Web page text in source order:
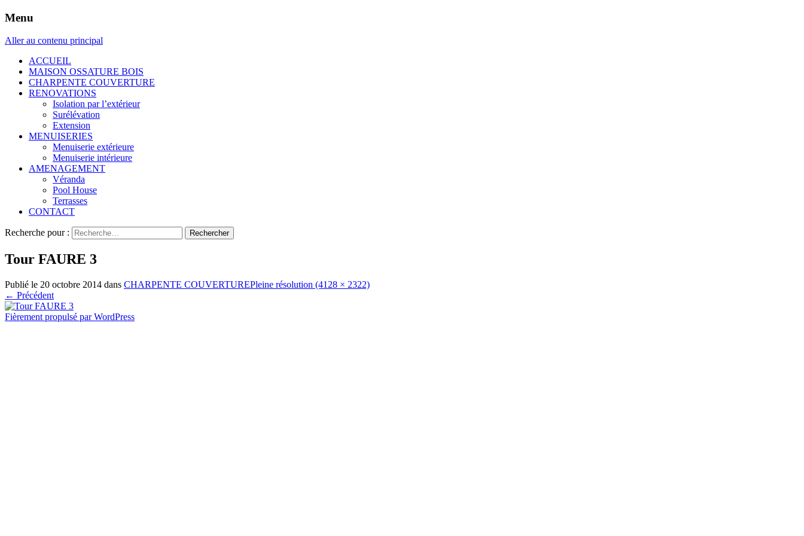
Menu
Aller au contenu principal
ACCUEIL
MAISON OSSATURE BOIS
CHARPENTE COUVERTURE
RENOVATIONS
Isolation par l’extérieur
Surélévation
Extension
MENUISERIES
Menuiserie extérieure
Menuiserie intérieure
AMENAGEMENT
Véranda
Pool House
Terrasses
CONTACT
Recherche pour :
Tour FAURE 3
Publié le 20 octobre 2014 dans CHARPENTE COUVERTUREPleine résolution (4128 × 2322)
← Précédent
Fièrement propulsé par WordPress